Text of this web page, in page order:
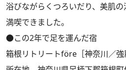
浴びながらくつろいだり、美肌
満喫できました。
●この2年で足を運んだ宿
箱根リトリートföre［神奈川／強